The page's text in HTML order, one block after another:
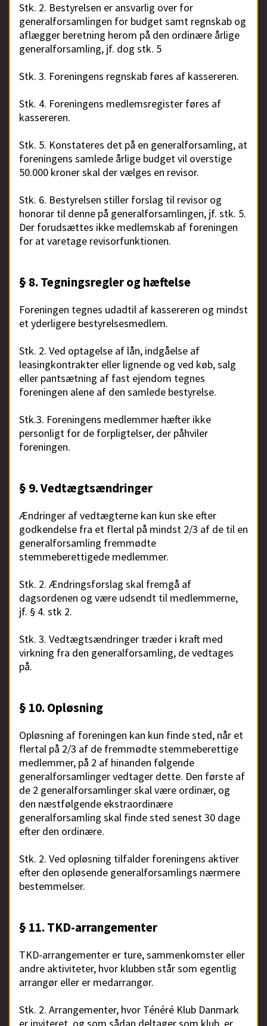
Stk. 2. Bestyrelsen er ansvarlig over for
generalforsamlingen for budget samt regnskab og
aflægger beretning herom på den ordinære årlige
generalforsamling, jf. dog stk. 5
Stk. 3. Foreningens regnskab føres af kassereren.
Stk. 4. Foreningens medlemsregister føres af
kassereren.
Stk. 5. Konstateres det på en generalforsamling, at
foreningens samlede årlige budget vil overstige
50.000 kroner skal der vælges en revisor.
Stk. 6. Bestyrelsen stiller forslag til revisor og
honorar til denne på generalforsamlingen, jf. stk. 5.
Der forudsættes ikke medlemskab af foreningen
for at varetage revisorfunktionen.
§ 8. Tegningsregler og hæftelse
Foreningen tegnes udadtil af kassereren og mindst
et yderligere bestyrelsesmedlem.
Stk. 2. Ved optagelse af lån, indgåelse af
leasingkontrakter eller lignende og ved køb, salg
eller pantsætning af fast ejendom tegnes
foreningen alene af den samlede bestyrelse.
Stk.3. Foreningens medlemmer hæfter ikke
personligt for de forpligtelser, der påhviler
foreningen.
§ 9. Vedtægtsændringer
Ændringer af vedtægterne kan kun ske efter
godkendelse fra et flertal på mindst 2/3 af de til en
generalforsamling fremmødte
stemmeberettigede medlemmer.
Stk. 2. Ændringsforslag skal fremgå af
dagsordenen og være udsendt til medlemmerne,
jf. § 4. stk 2.
Stk. 3. Vedtægtsændringer træder i kraft med
virkning fra den generalforsamling, de vedtages
på.
§ 10. Opløsning
Opløsning af foreningen kan kun finde sted, når et
flertal på 2/3 af de fremmødte stemmeberettige
medlemmer, på 2 af hinanden følgende
generalforsamlinger vedtager dette. Den første af
de 2 generalforsamlinger skal være ordinær, og
den næstfølgende ekstraordinære
generalforsamling skal finde sted senest 30 dage
efter den ordinære.
Stk. 2. Ved opløsning tilfalder foreningens aktiver
efter den opløsende generalforsamlings nærmere
bestemmelser.
§ 11. TKD-arrangementer
TKD-arrangementer er ture, sammenkomster eller
andre aktiviteter, hvor klubben står som egentlig
arrangør eller er medarrangør.
Stk. 2. Arrangementer, hvor Ténéré Klub Danmark